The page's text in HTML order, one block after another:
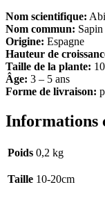
Nom scientifique:
Nom commun:
Origine: Espagne
Hauteur de
Taille de la plante:
Âge: 3 – 5 ans
Forme de livraison:
Informations
Poids 0,2 kg
Taille 10-20cm